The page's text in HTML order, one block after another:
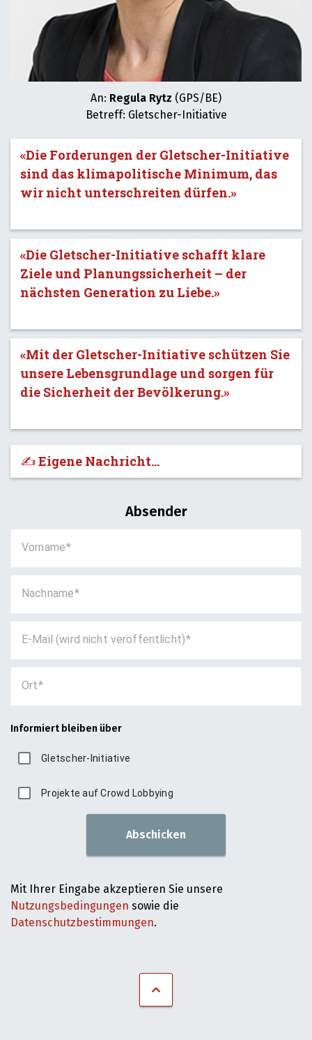
An: Regula Rytz (GPS/BE)
Betreff: Gletscher-Initiative
«Die Forderungen der Gletscher-Initiative
sind das klimapolitische Minimum, das
wir nicht unterschreiten dürfen.»
«Die Gletscher-Initiative schafft klare
Ziele und Planungssicherheit – der
nächsten Generation zu Liebe.»
«Mit der Gletscher-Initiative schützen Sie
unsere Lebensgrundlage und sorgen für
die Sicherheit der Bevölkerung.»
✍️ Eigene Nachricht...
Absender
Vorname
Nachname
E-Mail (wird nicht veröffentlicht)
Ort
Informiert bleiben über
Gletscher-Initiative
Projekte auf Crowd Lobbying
Abschicken
Mit Ihrer Eingabe akzeptieren Sie unsere
Nutzungsbedingungen sowie die
Datenschutzbestimmungen.